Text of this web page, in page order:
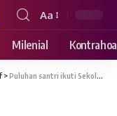
Font
Resizer
Aa
Milenial
>Puluhan santri ikuti Sekolah Meracik Kopi Bersertifikat OPOP-Hebitren-SCA